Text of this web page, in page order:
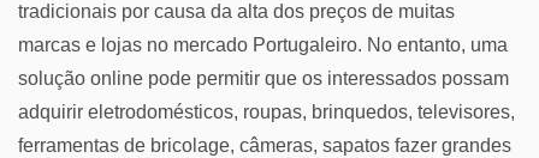
tradicionais por causa da alta dos preços de muitas
marcas e lojas no mercado Portugaleiro. No entanto, uma
solução online pode permitir que os interessados possam
adquirir eletrodomésticos, roupas, brinquedos, televisores,
ferramentas de bricolage, câmeras, sapatos fazer grandes